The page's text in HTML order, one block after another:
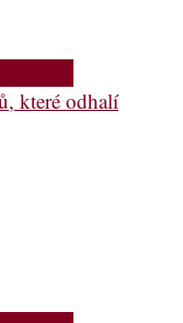
které odhalí